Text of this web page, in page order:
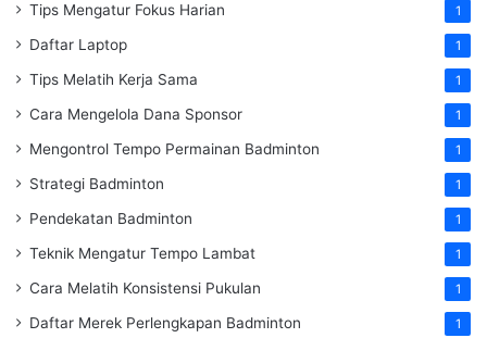
Tips Mengatur Fokus Harian 1
Daftar Laptop 1
Tips Melatih Kerja Sama 1
Cara Mengelola Dana Sponsor 1
Mengontrol Tempo Permainan Badminton 1
Strategi Badminton 1
Pendekatan Badminton 1
Teknik Mengatur Tempo Lambat 1
Cara Melatih Konsistensi Pukulan 1
Daftar Merek Perlengkapan Badminton 1